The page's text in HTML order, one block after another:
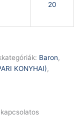
20
Baron,
KONYHAI),